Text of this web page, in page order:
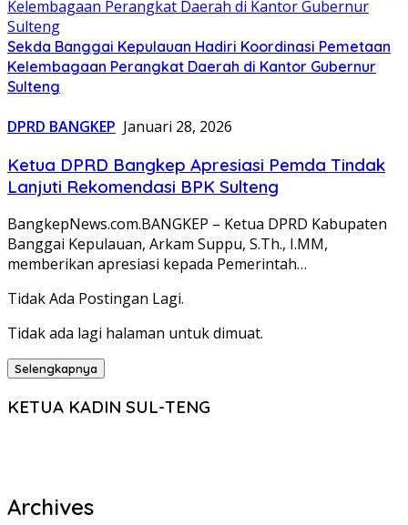
Sekda Banggai Kepulauan Hadiri Koordinasi Pemetaan
Kelembagaan Perangkat Daerah di Kantor Gubernur
Sulteng
DPRD BANGKEP Januari 28, 2026
Ketua DPRD Bangkep Apresiasi Pemda Tindak
Lanjuti Rekomendasi BPK Sulteng
BangkepNews.com.BANGKEP – Ketua DPRD Kabupaten
Banggai Kepulauan, Arkam Suppu, S.Th., I.MM,
memberikan apresiasi kepada Pemerintah…
Tidak Ada Postingan Lagi.
Tidak ada lagi halaman untuk dimuat.
Selengkapnya
KETUA KADIN SUL-TENG
Archives